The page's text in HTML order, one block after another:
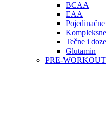
BCAA
EAA
Pojedinačne
Kompleksne
Tečne i doze
Glutamin
PRE-WORKOUT